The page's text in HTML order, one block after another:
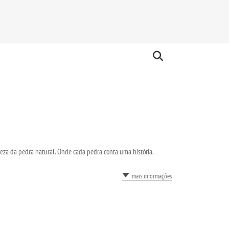
da pedra natural. Onde cada pedra conta uma história.
mais informações